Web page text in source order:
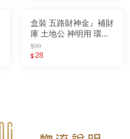
盒裝 五路財神金』補財
庫 土地公 神明用 環保
金紙 盒子金
$30
$28